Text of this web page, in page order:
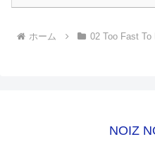
ホーム 02 Too Fast To
NOIZ